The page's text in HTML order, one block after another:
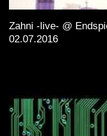
Zahni -live- @
02.07.2016